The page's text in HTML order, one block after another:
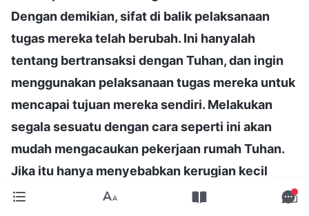
Dengan demikian, sifat di balik pelaksanaan
tugas mereka telah berubah. Ini hanyalah
tentang bertransaksi dengan Tuhan, dan ingin
menggunakan pelaksanaan tugas mereka untuk
mencapai tujuan mereka sendiri. Melakukan
segala sesuatu dengan cara seperti ini akan
mudah mengacaukan pekerjaan rumah Tuhan.
Jika itu hanya menyebabkan kerugian kecil
pada pekerjaan gereja, maka masih ada ruang